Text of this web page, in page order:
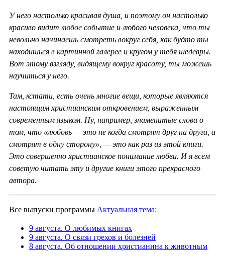
У него настолько красивая душа, и поэтому он настолько
красиво видит любое событие и любого человека, что ты
невольно начинаешь смотреть вокруг себя, как будто ты
находишься в картинной галерее и кругом у тебя шедевры.
Вот этому взгляду, видящему вокруг красоту, ты можешь
научиться у него.
Там, кстати, есть очень многие вещи, которые являются
настоящим христианским откровением, выраженным
современным языком. Ну, например, знаменитые слова о
том, что «любовь — это не когда смотрят друг на друга, а
смотрят в одну сторону», — это как раз из этой книги.
Это совершенно христианское понимание любви. И я всем
советую читать эту и другие книги этого прекрасного
автора.
Все выпуски программы Актуальная тема:
9 августа. О любимых книгах
9 августа. О связи грехов и болезней
8 августа. Об отношении христианина к животным